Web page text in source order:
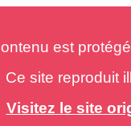
est
Ce site reproduit
Visitez le site